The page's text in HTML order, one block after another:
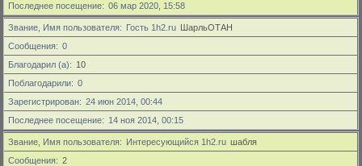
Последнее посещение
06 мар 2020, 15:58
Звание, Имя пользователя Гость 1h2.ru ШарльОТАН
Сообщения
0
Благодарил (а)
10
Поблагодарили
0
Зарегистрирован
24 июн 2014, 00:44
Последнее посещение
14 ноя 2014, 00:15
Звание, Имя пользователя Интересующийся 1h2.ru шабля
Сообщения
2